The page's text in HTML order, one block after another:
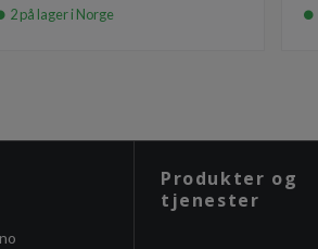
2 på lager i Norge
Produkter og
tjenester